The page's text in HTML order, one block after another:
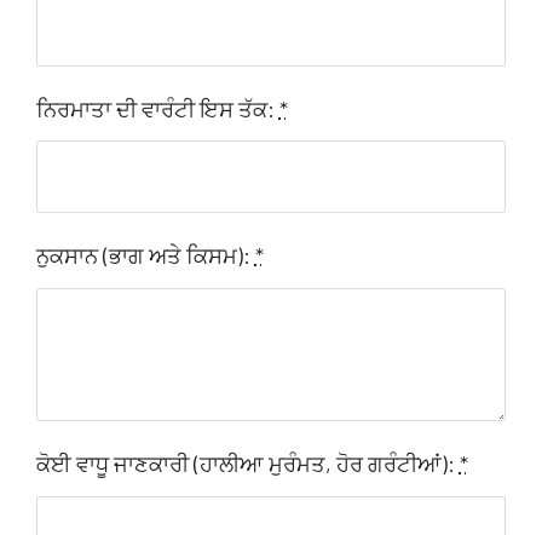
ਨਿਰਮਾਤਾ ਦੀ ਵਾਰੰਟੀ ਇਸ ਤੱਕ: *
ਨੁਕਸਾਨ (ਭਾਗ ਅਤੇ ਕਿਸਮ): *
ਕੋਈ ਵਾਧੂ ਜਾਣਕਾਰੀ (ਹਾਲੀਆ ਮੁਰੰਮਤ, ਹੋਰ ਗਰੰਟੀਆਂ): *